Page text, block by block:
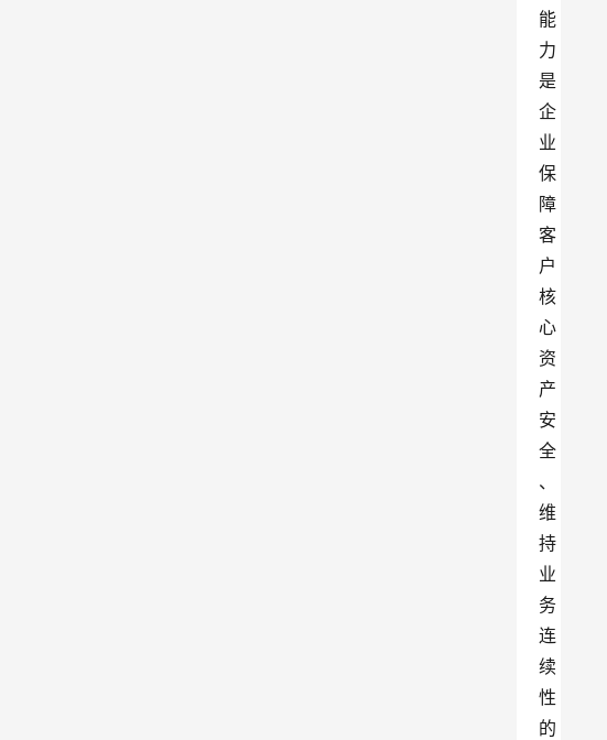
能
力
是
企
业
保
障
客
户
核
心
资
产
安
全
、
维
持
业
务
连
续
性
的